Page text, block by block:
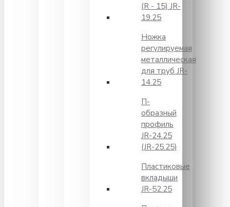
(R - 15) JR-
19.25
Ножка
регулируемая
металлическая
для труб JR-
14.25
П-
образный
профиль
JR-24.25
(JR-25.25)
Пластиковые
вкладыши
JR-52.25